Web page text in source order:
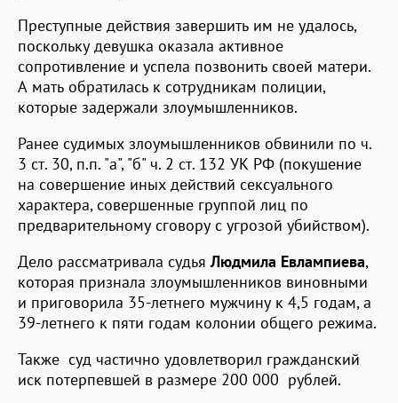
Преступные действия завершить им не удалось,
поскольку девушка оказала активное
сопротивление и успела позвонить своей матери.
А мать обратилась к сотрудникам полиции,
которые задержали злоумышленников.
Ранее судимых злоумышленников обвинили по ч.
3 ст. 30, п.п. "а", "б" ч. 2 ст. 132 УК РФ (покушение
на совершение иных действий сексуального
характера, совершенные группой лиц по
предварительному сговору с угрозой убийством).
Дело рассматривала судья Людмила Евлампиева,
которая признала злоумышленников виновными
и приговорила 35-летнего мужчину к 4,5 годам, а
39-летнего к пяти годам колонии общего режима.
Также суд частично удовлетворил гражданский
иск потерпевшей в размере 200 000 рублей.